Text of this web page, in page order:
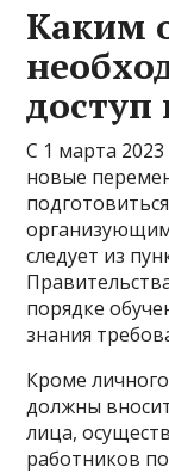
Каким
С 1 марта
новые
следует из
порядке
знания
Кроме
должны
лица,
работников